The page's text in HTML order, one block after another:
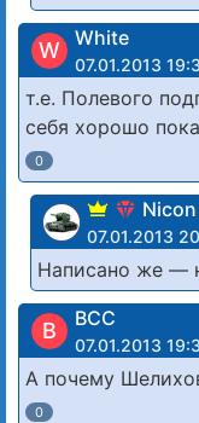
W White
07.01.2013
т.е. Полевого
себя хорошо
0
Nicon
07.01.2013
Написано же —
B BCC
07.01.2013
А почему
0